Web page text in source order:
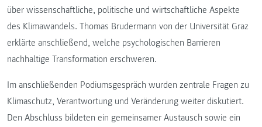
über wissenschaftliche, politische und wirtschaftliche Aspekte
des Klimawandels. Thomas Brudermann von der Universität Graz
erklärte anschließend, welche psychologischen Barrieren
nachhaltige Transformation erschweren.
Im anschließenden Podiumsgespräch wurden zentrale Fragen zu
Klimaschutz, Verantwortung und Veränderung weiter diskutiert.
Den Abschluss bildeten ein gemeinsamer Austausch sowie ein